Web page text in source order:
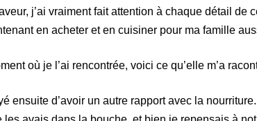
j’ai vraiment fait attention à chaque détail de
en acheter et en cuisiner pour ma famille
où je l’ai rencontrée, voici ce qu’elle m’a
ensuite d’avoir un autre rapport avec la nourriture.